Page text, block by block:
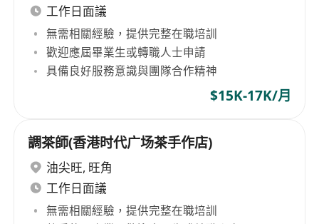
工作日面議
無需相關經驗，提供完整在職培訓
歡迎應屆畢業生或轉職人士申請
具備良好服務意識與團隊合作精神
$15K-17K/月
調茶師(香港时代广场茶手作店)
油尖旺, 旺角
工作日面議
無需相關經驗，提供完整在職培訓